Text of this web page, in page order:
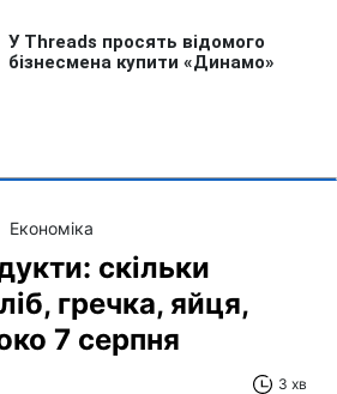
Економіка
скільки
гречка, яйця,
7 серпня
3 хв